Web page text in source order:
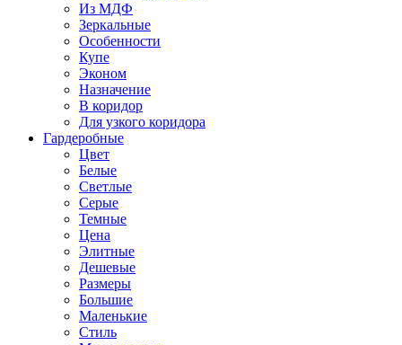
Из МДФ
Зеркальные
Особенности
Купе
Эконом
Назначение
В коридор
Для узкого коридора
Гардеробные
Цвет
Белые
Светлые
Серые
Темные
Цена
Элитные
Дешевые
Размеры
Большие
Маленькие
Стиль